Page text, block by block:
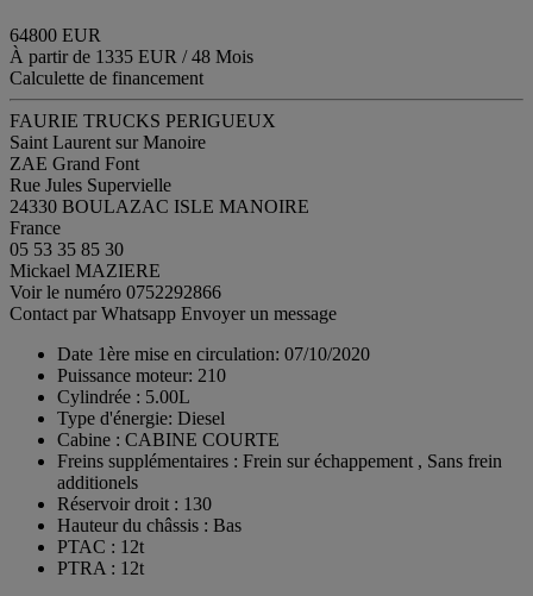
64800 EUR
À partir de 1335 EUR / 48 Mois
Calculette de financement
FAURIE TRUCKS PERIGUEUX
Saint Laurent sur Manoire
ZAE Grand Font
Rue Jules Supervielle
24330 BOULAZAC ISLE MANOIRE
France
05 53 35 85 30
Mickael MAZIERE
Voir le numéro 0752292866
Contact par Whatsapp Envoyer un message
Date 1ère mise en circulation: 07/10/2020
Puissance moteur: 210
Cylindrée : 5.00L
Type d'énergie: Diesel
Cabine : CABINE COURTE
Freins supplémentaires : Frein sur échappement , Sans frein
additionels
Réservoir droit : 130
Hauteur du châssis : Bas
PTAC : 12t
PTRA : 12t